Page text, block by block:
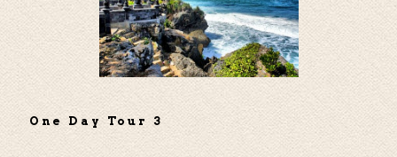
One Day Tour 3